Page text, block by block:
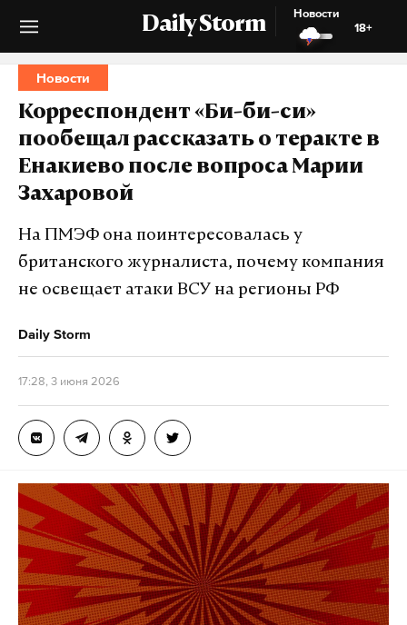
Daily Storm
Новости
18+
Новости
Корреспондент «Би-би-си»
пообещал рассказать о теракте в
Енакиево после вопроса Марии
Захаровой
На ПМЭФ она поинтересовалась у
британского журналиста, почему компания
не освещает атаки ВСУ на регионы РФ
Daily Storm
17:28, 3 июня 2026